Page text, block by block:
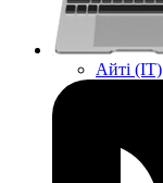
Айті (IT)